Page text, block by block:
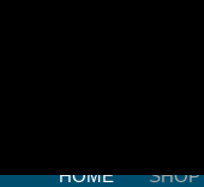
HOME SHOP